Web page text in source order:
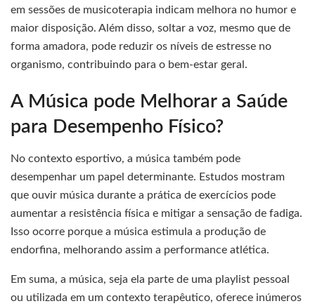
em sessões de musicoterapia indicam melhora no humor e
maior disposição. Além disso, soltar a voz, mesmo que de
forma amadora, pode reduzir os níveis de estresse no
organismo, contribuindo para o bem-estar geral.
A Música pode Melhorar a Saúde
para Desempenho Físico?
No contexto esportivo, a música também pode
desempenhar um papel determinante. Estudos mostram
que ouvir música durante a prática de exercícios pode
aumentar a resistência física e mitigar a sensação de fadiga.
Isso ocorre porque a música estimula a produção de
endorfina, melhorando assim a performance atlética.
Em suma, a música, seja ela parte de uma playlist pessoal
ou utilizada em um contexto terapêutico, oferece inúmeros